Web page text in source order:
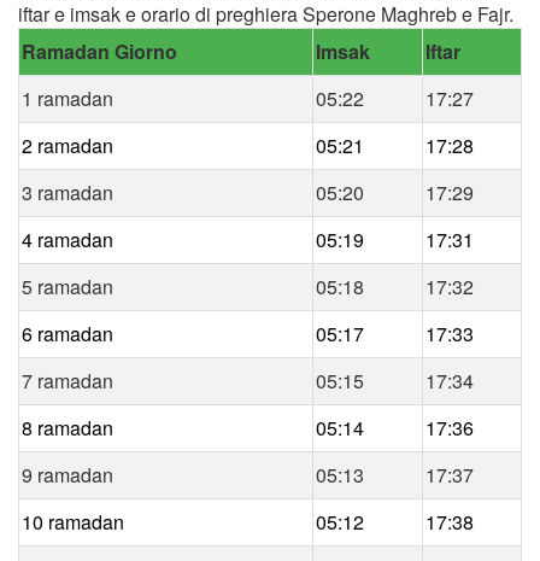
iftar e imsak e orario di preghiera Sperone Maghreb e Fajr.
Ramadan Giorno
Imsak
Iftar
1 ramadan
05:22
17:27
2 ramadan
05:21
17:28
3 ramadan
05:20
17:29
4 ramadan
05:19
17:31
5 ramadan
05:18
17:32
6 ramadan
05:17
17:33
7 ramadan
05:15
17:34
8 ramadan
05:14
17:36
9 ramadan
05:13
17:37
10 ramadan
05:12
17:38